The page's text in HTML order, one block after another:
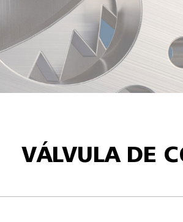
VÁLVULA DE